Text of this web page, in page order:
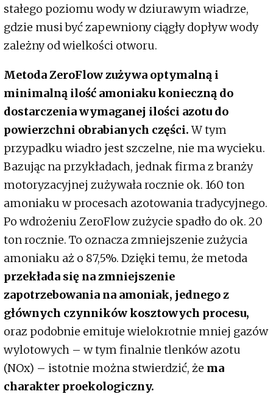
stałego poziomu wody w dziurawym wiadrze,
gdzie musi być zapewniony ciągły dopływ wody
zależny od wielkości otworu.
Metoda ZeroFlow zużywa optymalną i
minimalną ilość amoniaku konieczną do
dostarczenia wymaganej ilości azotu do
powierzchni obrabianych części.W tym
przypadku wiadro jest szczelne, nie ma wycieku.
Bazując na przykładach, jednak firma z branży
motoryzacyjnej zużywała rocznie ok. 160 ton
amoniaku w procesach azotowania tradycyjnego.
Po wdrożeniu ZeroFlow zużycie spadło do ok. 20
ton rocznie. To oznacza zmniejszenie zużycia
amoniaku aż o 87,5%. Dzięki temu, że metoda
przekłada się na zmniejszenie
zapotrzebowania na amoniak, jednego z
głównych czynników kosztowych procesu,
oraz podobnie emituje wielokrotnie mniej gazów
wylotowych – w tym finalnie tlenków azotu
(NOx) – istotnie można stwierdzić, że ma
charakter proekologiczny.